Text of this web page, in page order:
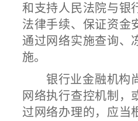
和支持人民法院与银
法律手续、保证资金
通过网络实施查询、
施。
银行业金融机构
网络执行查控机制，
过网络办理的，应当